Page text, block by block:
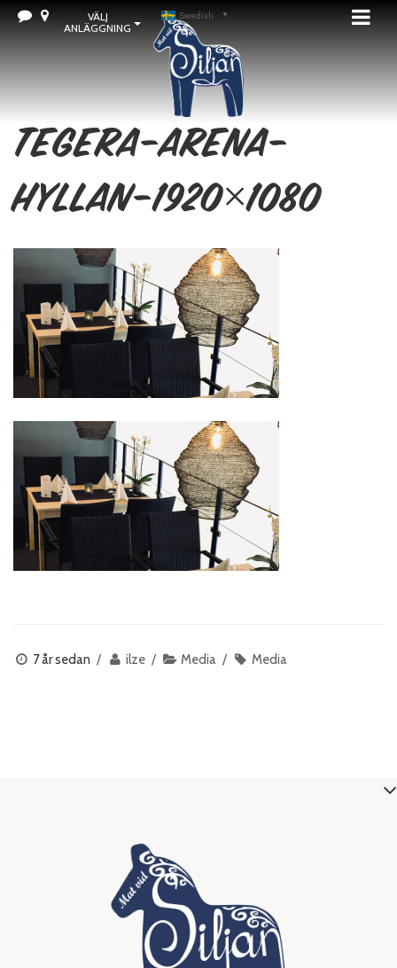
VÄLJ
ANLÄGGNING
Swedish ▼
tegera-arena-
hyllan-1920×1080
7 år sedan ilze Media Media